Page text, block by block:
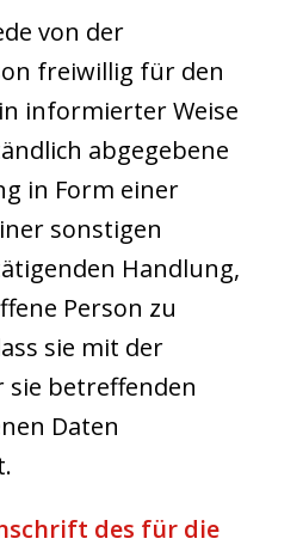
von der
freiwillig für den
informierter Weise
abgegebene
in Form einer
sonstigen
Handlung,
Person zu
sie mit der
betreffenden
Daten
des für die